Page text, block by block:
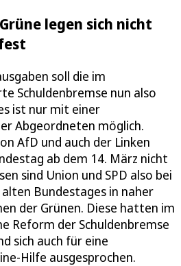
legen sich nicht
soll die im
Schuldenbremse nun also
ist nur mit einer
Abgeordneten möglich.
AfD und auch der Linken
ab dem 14. März nicht
sind Union und SPD also bei
Bundestages in naher
der Grünen. Diese hatten im
Reform der Schuldenbremse
sich auch für eine
Hilfe ausgesprochen.